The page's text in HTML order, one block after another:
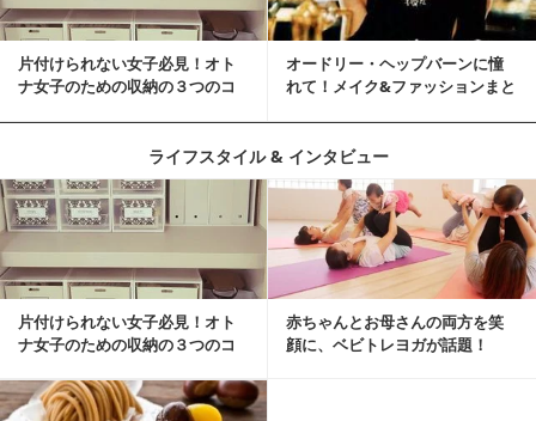
片付けられない女子必見！オト
ナ女子のための収納の３つのコ
オードリー・ヘップバーンに憧
れて！メイク&ファッションまと
ライフスタイル & インタビュー
片付けられない女子必見！オト
ナ女子のための収納の３つのコ
赤ちゃんとお母さんの両方を笑
顔に、ベビトレヨガが話題！